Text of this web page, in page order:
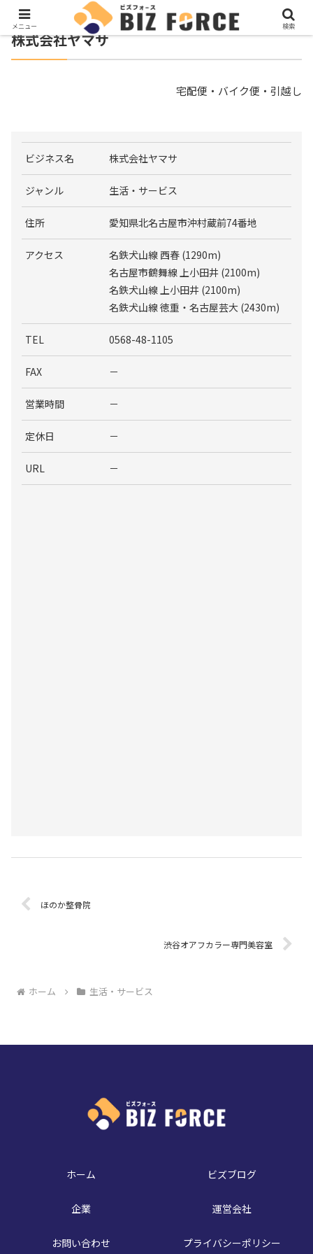
株式会社ヤマサ
宅配便・バイク便・引越し
ビジネス名 株式会社ヤマサ
ジャンル 生活・サービス
住所 愛知県北名古屋市沖村蔵前74番地
アクセス
名鉄犬山線 西春 (1290m)
名古屋市鶴舞線 上小田井 (2100m)
名鉄犬山線 上小田井 (2100m)
名鉄犬山線 徳重・名古屋芸大 (2430m)
TEL 0568-48-1105
FAX －
営業時間 －
定休日 －
URL －
ほのか整骨院
渋谷オアフカラー専門美容室
ホーム 生活・サービス
ホーム ビズブログ
企業 運営会社
お問い合わせ プライバシーポリシー
メニュー 検索